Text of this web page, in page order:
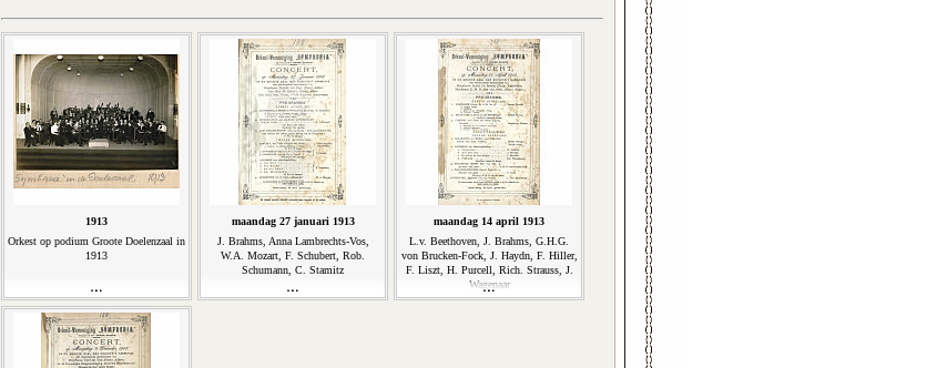
1913
Orkest op podium Groote Doelenzaal in
1913
maandag 27 januari 1913
J. Brahms, Anna Lambrechts-Vos,
W.A. Mozart, F. Schubert, Rob.
Schumann, C. Stamitz
maandag 14 april 1913
L.v. Beethoven, J. Brahms, G.H.G.
von Brucken-Fock, J. Haydn, F. Hiller,
F. Liszt, H. Purcell, Rich. Strauss, J.
Wagenaar